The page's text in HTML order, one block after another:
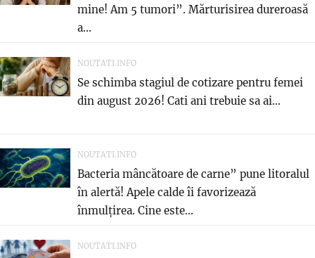
mine! Am 5 tumori”. Mărturisirea dureroasă
a...
NOUTATI.INFO
Se schimba stagiul de cotizare pentru femei
din august 2026! Cati ani trebuie sa ai...
NOUTATI.INFO
Bacteria mâncătoare de carne” pune litoralul
în alertă! Apele calde îi favorizează
înmulțirea. Cine este...
NOUTATI.INFO